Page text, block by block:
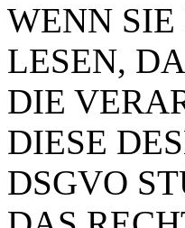
WENN
LESEN,
DIE
DIESE
DSGVO